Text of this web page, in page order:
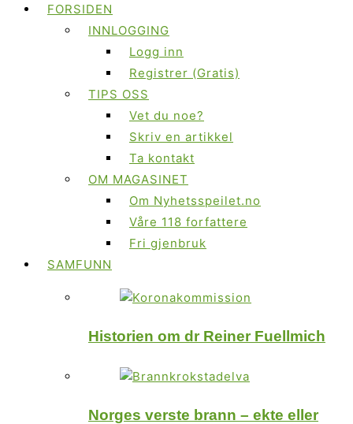
FORSIDEN
INNLOGGING
Logg inn
Registrer (Gratis)
TIPS OSS
Vet du noe?
Skriv en artikkel
Ta kontakt
OM MAGASINET
Om Nyhetsspeilet.no
Våre 118 forfattere
Fri gjenbruk
SAMFUNN
Historien om dr Reiner Fuellmich
Norges verste brann – ekte eller